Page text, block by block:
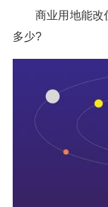
商业用地能改住
多少?